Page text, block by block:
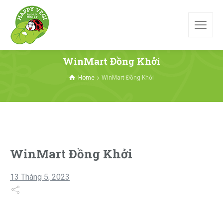
WinMart Đồng Khởi
Home WinMart Đồng Khởi
WinMart Đồng Khởi
13 Tháng 5, 2023